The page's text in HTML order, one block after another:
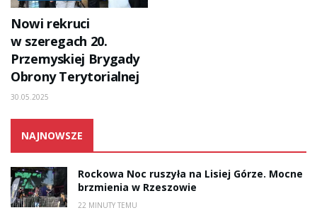
Nowi rekruci
w szeregach 20.
Przemyskiej Brygady
Obrony Terytorialnej
30.05.2025
NAJNOWSZE
Rockowa Noc ruszyła na Lisiej Górze. Mocne
brzmienia w Rzeszowie
22 MINUTY TEMU